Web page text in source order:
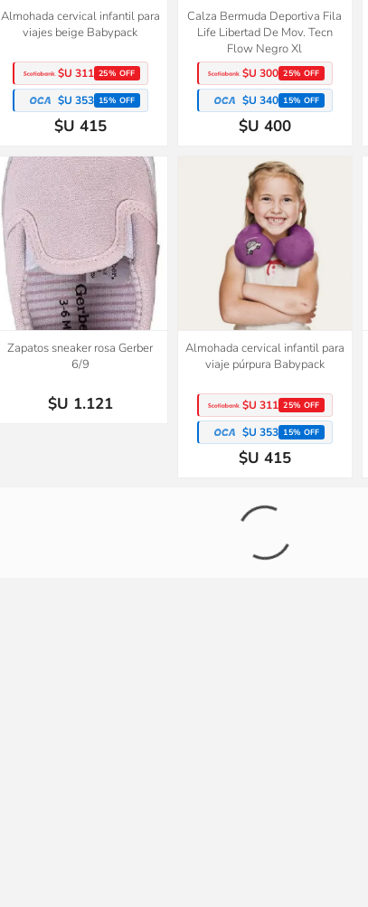
Almohada cervical infantil para
viajes beige Babypack
$U 311 25% OFF
$U 353 15% OFF
$U 415
Calza Bermuda Deportiva Fila
Life Libertad De Mov. Tecn
Flow Negro Xl
$U 300 25% OFF
$U 340 15% OFF
$U 400
2x1
Zapatos sneaker rosa Gerber
6/9
$U 1.121
Almohada cervical infantil para
viaje púrpura Babypack
$U 311 25% OFF
$U 353 15% OFF
$U 415